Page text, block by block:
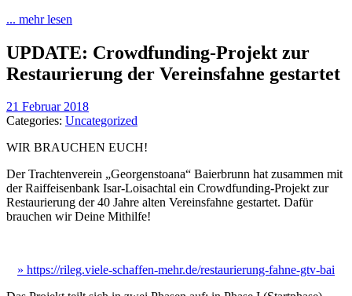
... mehr lesen
UPDATE: Crowdfunding-Projekt zur
Restaurierung der Vereinsfahne gestartet
21 Februar 2018
Categories: Uncategorized
WIR BRAUCHEN EUCH!
Der Trachtenverein „Georgenstoana“ Baierbrunn hat zusammen mit
der Raiffeisenbank Isar-Loisachtal ein Crowdfunding-Projekt zur
Restaurierung der 40 Jahre alten Vereinsfahne gestartet. Dafür
brauchen wir Deine Mithilfe!
» https://rileg.viele-schaffen-mehr.de/restaurierung-fahne-gtv-bai